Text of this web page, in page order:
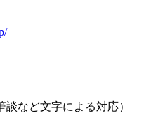
など文字による対応）